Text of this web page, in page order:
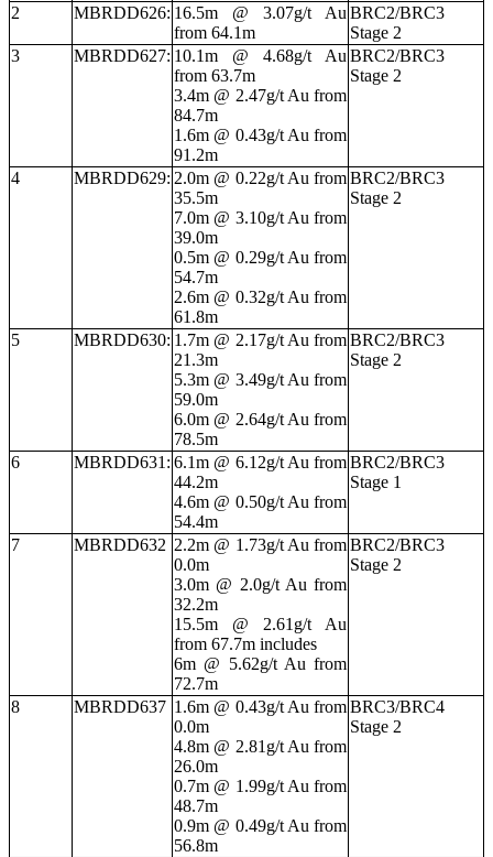
2 MBRDD626: 16.5m @ 3.07g/t Au
from 64.1m
BRC2/BRC3
Stage 2
3
MBRDD627: 10.1m @ 4.68g/t Au
from 63.7m
3.4m @ 2.47g/t Au from
84.7m
1.6m @ 0.43g/t Au from
91.2m
BRC2/BRC3
Stage 2
4 MBRDD629: 2.0m @ 0.22g/t Au from
35.5m
7.0m @ 3.10g/t Au from
39.0m
0.5m @ 0.29g/t Au from
54.7m
2.6m @ 0.32g/t Au from
61.8m
BRC2/BRC3
Stage 2
5 MBRDD630: 1.7m @ 2.17g/t Au from
21.3m
5.3m @ 3.49g/t Au from
59.0m
6.0m @ 2.64g/t Au from
78.5m
BRC2/BRC3
Stage 2
6 MBRDD631: 6.1m @ 6.12g/t Au from
44.2m
4.6m @ 0.50g/t Au from
54.4m
BRC2/BRC3
Stage 1
7 MBRDD632 2.2m @ 1.73g/t Au from
0.0m
3.0m @ 2.0g/t Au from
32.2m
15.5m @ 2.61g/t Au
from 67.7m includes
6m @ 5.62g/t Au from
72.7m
BRC2/BRC3
Stage 2
8 MBRDD637 1.6m @ 0.43g/t Au from
0.0m
4.8m @ 2.81g/t Au from
26.0m
0.7m @ 1.99g/t Au from
48.7m
0.9m @ 0.49g/t Au from
56.8m
BRC3/BRC4
Stage 2